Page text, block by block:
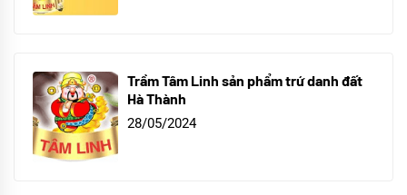
Trầm Tâm Linh sản phẩm trứ danh đất
Hà Thành
28/05/2024